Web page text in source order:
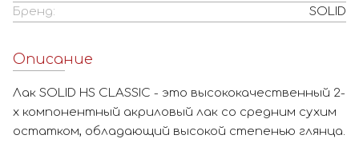
Бренд:
SOLID
Описание
Лак SOLID HS CLASSIC - это высококачественный 2-
х компонентный акриловый лак со средним сухим
остатком, обладающий высокой степенью глянца.